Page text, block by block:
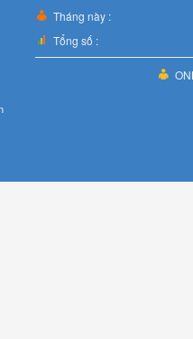
Tháng này :
Tổng số :